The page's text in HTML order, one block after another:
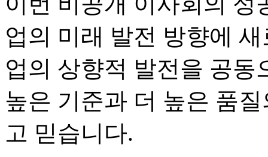
업의 미래 발전 방향에
업의 상향적 발전을 공동
높은 기준과 더 높은 품
고 믿습니다.